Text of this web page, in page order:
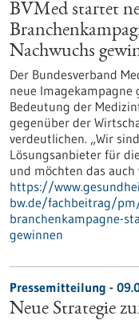
BVMed startet
Nachwuchs
Der Bundesverband
neue
Bedeutung der
gegenüber der
verdeutlichen. „Wir
Lösungsanbieter für
und möchten das
https://
bw.de/fachbeitrag/
branchenkampagne-
gewinnen
Pressemitteilung -
Neue Strategie